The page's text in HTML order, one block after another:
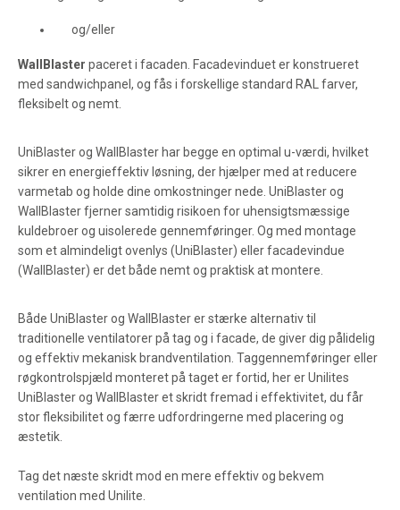
og/eller
WallBlaster paceret i facaden. Facadevinduet er konstrueret
med sandwichpanel, og fås i forskellige standard RAL farver,
fleksibelt og nemt.
UniBlaster og WallBlaster har begge en optimal u-værdi, hvilket
sikrer en energieffektiv løsning, der hjælper med at reducere
varmetab og holde dine omkostninger nede. UniBlaster og
WallBlaster fjerner samtidig risikoen for uhensigtsmæssige
kuldebroer og uisolerede gennemføringer. Og med montage
som et almindeligt ovenlys (UniBlaster) eller facadevindue
(WallBlaster) er det både nemt og praktisk at montere.
Både UniBlaster og WallBlaster er stærke alternativ til
traditionelle ventilatorer på tag og i facade, de giver dig pålidelig
og effektiv mekanisk brandventilation. Taggennemføringer eller
røgkontrolspjæld monteret på taget er fortid, her er Unilites
UniBlaster og WallBlaster et skridt fremad i effektivitet, du får
stor fleksibilitet og færre udfordringerne med placering og
æstetik.
Tag det næste skridt mod en mere effektiv og bekvem
ventilation med Unilite.